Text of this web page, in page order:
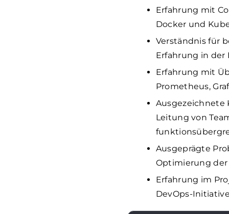
Erfahrung mit
Docker und
Verständnis für
Erfahrung in der
Erfahrung mit
Prometheus,
Leitung von
Ausgeprägte
Optimierung
Erfahrung im
DevOps-